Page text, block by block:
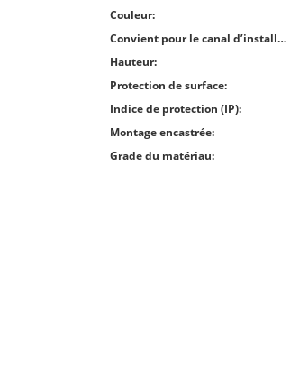
Couleur:
Convient pour le canal d’installation des appareils:
Hauteur:
Protection de surface:
Indice de protection (IP):
Montage encastrée:
Grade du matériau: